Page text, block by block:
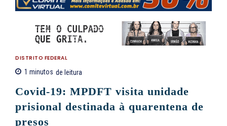
DISTRITO FEDERAL
1 minutos de leitura
Covid-19: MPDFT visita unidade
prisional destinada à quarentena de
presos